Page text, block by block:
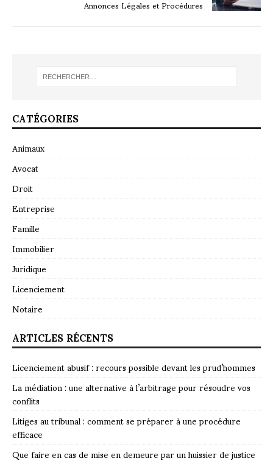
Annonces Légales et Procédures
CATÉGORIES
Animaux
Avocat
Droit
Entreprise
Famille
Immobilier
Juridique
Licenciement
Notaire
ARTICLES RÉCENTS
Licenciement abusif : recours possible devant les prud’hommes
La médiation : une alternative à l’arbitrage pour résoudre vos
conflits
Litiges au tribunal : comment se préparer à une procédure
efficace
Que faire en cas de mise en demeure par un huissier de justice